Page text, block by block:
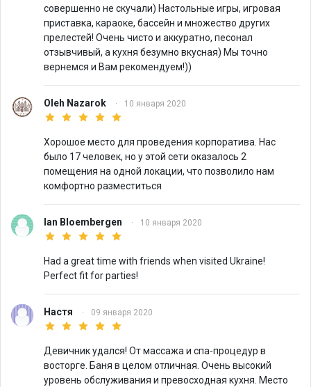
совершенно не скучали) Настольные игры, игровая
приставка, караоке, бассейн и множество других
прелестей! Очень чисто и аккуратно, песонал
отзывчивый, а кухня безумно вкусная) Мы точно
вернемся и Вам рекомендуем!))
Oleh Nazarok · 10 января 2020
Хорошое место для проведения корпоратива. Нас
было 17 человек, но у этой сети оказалось 2
помещения на одной локации, что позволило нам
комфортно разместиться
Ian Bloembergen · 10 января 2020
Had a great time with friends when visited Ukraine!
Perfect fit for parties!
Настя · 09 января 2020
Девичник удался! От массажа и спа-процедур в
восторге. Баня в целом отличная. Очень высокий
уровень обслуживания и превосходная кухня. Место